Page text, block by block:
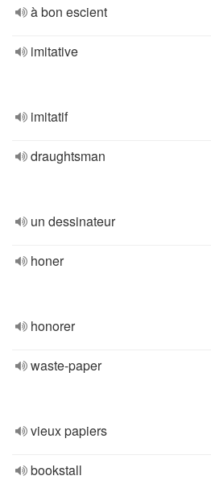
à bon escient
imitative
imitatif
draughtsman
un dessinateur
honer
honorer
waste-paper
vieux papiers
bookstall